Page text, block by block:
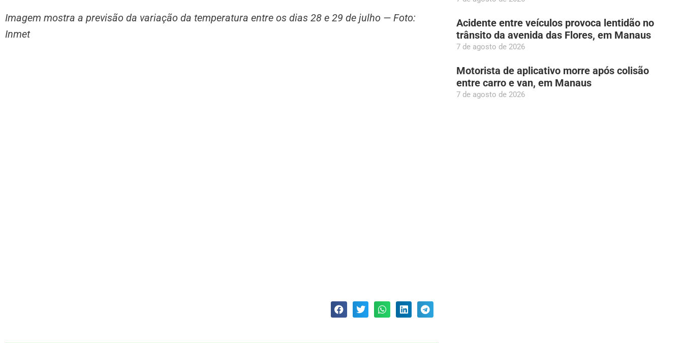
Imagem mostra a previsão da variação da temperatura entre os dias 28 e 29 de julho — Foto:
Inmet
Acidente entre veículos provoca lentidão no
trânsito da avenida das Flores, em Manaus
7 de agosto de 2026
Motorista de aplicativo morre após colisão
entre carro e van, em Manaus
7 de agosto de 2026